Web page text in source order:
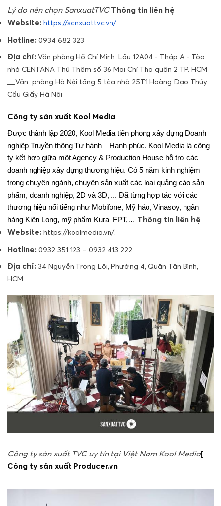
Lý do nên chọn SanxuatTVC Thông tin liên hệ
Website: https://sanxuattvc.vn/
Hotline: 0934 682 323
Địa chỉ: Văn phòng Hồ Chí Minh: Lầu 12A04 - Tháp A - Tòa
nhà CENTANA Thủ Thêm số 36 Mai Chí Thọ quận 2 TP. HCM
__Văn phòng Hà Nội tầng 5 tòa nhà 25T1 Hoàng Đạo Thúy
Cầu Giấy Hà Nội
Công ty sản xuất Kool Media
Được thành lập 2020, Kool Media tiên phong xây dựng Doanh
nghiệp Truyền thông Tự hành – Hạnh phúc. Kool Media là công
ty kết hợp giữa một Agency & Production House hỗ trợ các
doanh nghiệp xây dựng thương hiệu. Có 5 năm kinh nghiệm
trong chuyên ngành, chuyên sản xuất các loại quảng cáo sản
phẩm, doanh nghiệp, 2D và 3D,.... Đã từng hợp tác với các
thương hiệu nổi tiếng như Mobifone, Mỹ hảo, Vinasoy, ngân
hàng Kiên Long, mỹ phẩm Kura, FPT,… Thông tin liên hệ
Website: https://koolmedia.vn/.
Hotline: 0932 351 123 – 0932 413 222
Địa chỉ: 34 Nguyễn Trọng Lội, Phường 4, Quận Tân Bình,
HCM
Công ty sản xuất TVC uy tín tại Việt Nam Kool Media[
Công ty sản xuất Producer.vn